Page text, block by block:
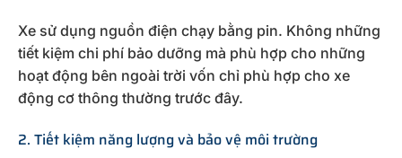
Xe sử dụng nguồn điện chạy bằng pin. Không những
tiết kiệm chi phí bảo dưỡng mà phù hợp cho những
hoạt động bên ngoài trời vốn chỉ phù hợp cho xe
động cơ thông thường trước đây.
2. Tiết kiệm năng lượng và bảo vệ môi trường